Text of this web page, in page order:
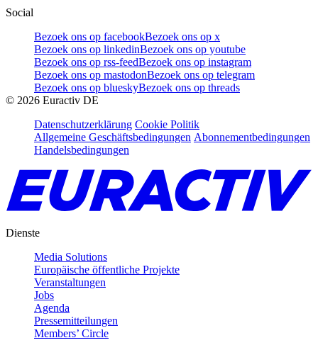
Social
Bezoek ons op facebookBezoek ons op x
Bezoek ons op linkedinBezoek ons op youtube
Bezoek ons op rss-feedBezoek ons op instagram
Bezoek ons op mastodonBezoek ons op telegram
Bezoek ons op blueskyBezoek ons op threads
© 2026 Euractiv DE
Datenschutzerklärung Cookie Politik
Allgemeine Geschäftsbedingungen Abonnementbedingungen
Handelsbedingungen
Dienste
Media Solutions
Europäische öffentliche Projekte
Veranstaltungen
Jobs
Agenda
Pressemitteilungen
Members’ Circle